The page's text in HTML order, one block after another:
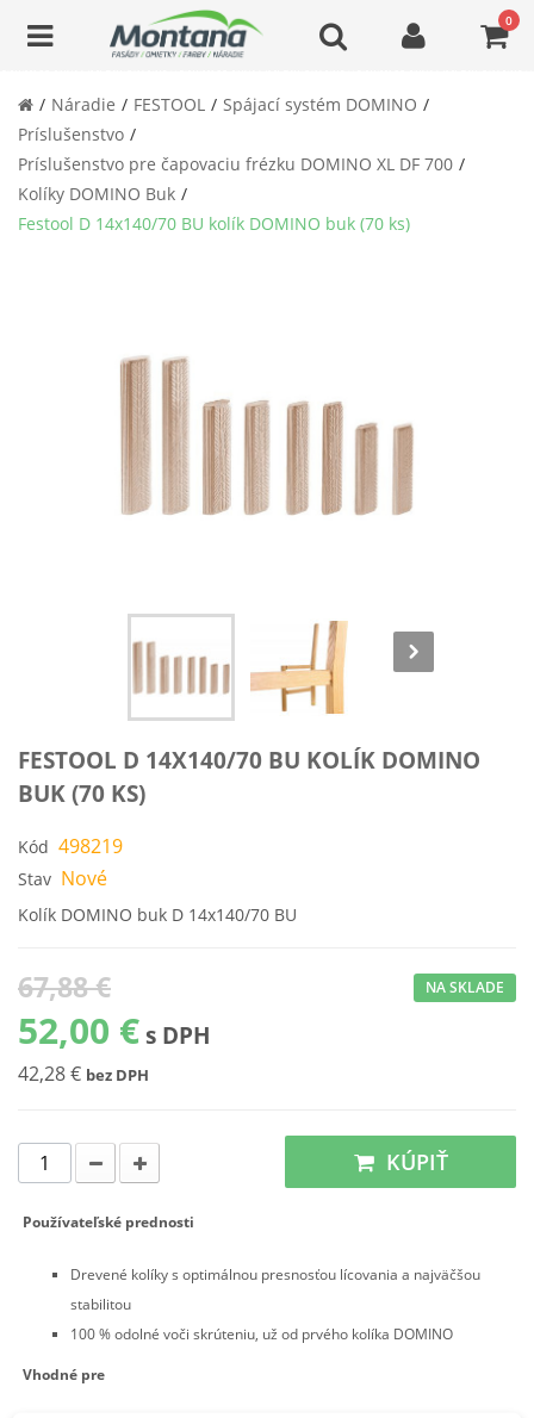
0
Náradie FESTOOL
Spájací systém DOMINO
Príslušenstvo
Príslušenstvo pre čapovaciu frézku DOMINO XL DF 700
Kolíky DOMINO Buk
Festool D 14x140/70 BU kolík DOMINO buk (70 ks)
FESTOOL D 14X140/70 BU KOLÍK DOMINO
BUK (70 KS)
Kód 498219
Stav Nové
Kolík DOMINO buk D 14x140/70 BU
67,88 €
52,00 € s DPH
42,28 € bez DPH
NA SKLADE
KÚPIŤ
Používateľské prednosti
Drevené kolíky s optimálnou presnosťou lícovania a najväčšou
stabilitou
100 % odolné voči skrúteniu, už od prvého kolíka DOMINO
Vhodné pre